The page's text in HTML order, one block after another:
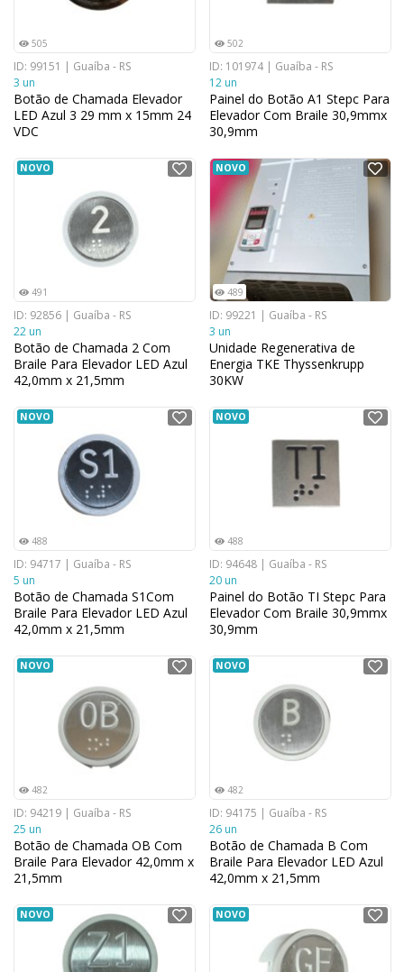
505
ID: 99151 | Guaíba - RS
3 un
Botão de Chamada Elevador
LED Azul 3 29 mm x 15mm 24
VDC
502
ID: 101974 | Guaíba - RS
12 un
Painel do Botão A1 Stepc Para
Elevador Com Braile 30,9mmx
30,9mm
NOVO
491
ID: 92856 | Guaíba - RS
22 un
Botão de Chamada 2 Com
Braile Para Elevador LED Azul
42,0mm x 21,5mm
NOVO
489
ID: 99221 | Guaíba - RS
3 un
Unidade Regenerativa de
Energia TKE Thyssenkrupp
30KW
NOVO
488
ID: 94717 | Guaíba - RS
5 un
Botão de Chamada S1Com
Braile Para Elevador LED Azul
42,0mm x 21,5mm
NOVO
488
ID: 94648 | Guaíba - RS
20 un
Painel do Botão TI Stepc Para
Elevador Com Braile 30,9mmx
30,9mm
NOVO
482
ID: 94219 | Guaíba - RS
25 un
Botão de Chamada OB Com
Braile Para Elevador 42,0mm x
21,5mm
NOVO
482
ID: 94175 | Guaíba - RS
26 un
Botão de Chamada B Com
Braile Para Elevador LED Azul
42,0mm x 21,5mm
NOVO NOVO